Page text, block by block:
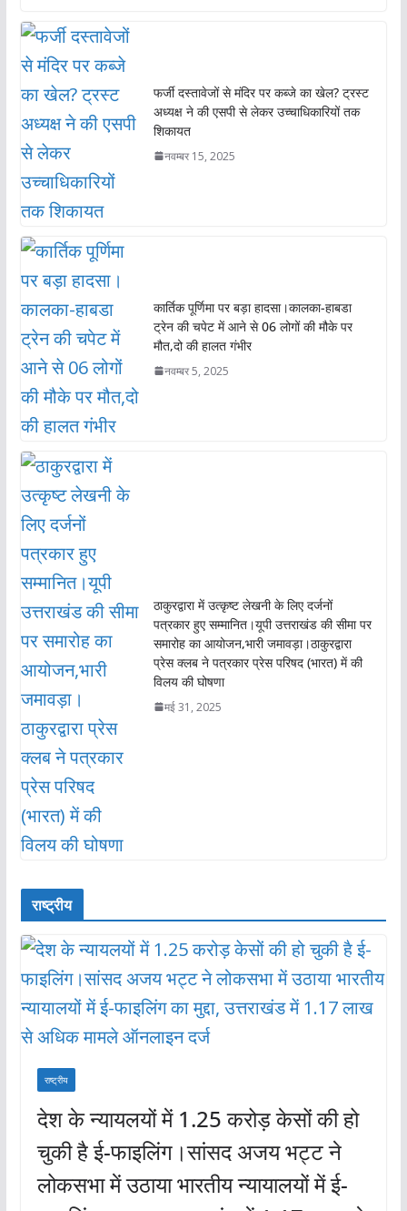
फर्जी दस्तावेजों से मंदिर पर कब्जे का खेल? ट्रस्ट
अध्यक्ष ने की एसपी से लेकर उच्चाधिकारियों तक
शिकायत
नवम्बर 15, 2025
कार्तिक पूर्णिमा पर बड़ा हादसा।कालका-हाबडा
ट्रेन की चपेट में आने से 06 लोगों की मौके पर
मौत,दो की हालत गंभीर
नवम्बर 5, 2025
ठाकुरद्वारा में उत्कृष्ट लेखनी के लिए दर्जनों
पत्रकार हुए सम्मानित।यूपी उत्तराखंड की सीमा पर
समारोह का आयोजन,भारी जमावड़ा।ठाकुरद्वारा
प्रेस क्लब ने पत्रकार प्रेस परिषद (भारत) में की
विलय की घोषणा
मई 31, 2025
राष्ट्रीय
राष्ट्रीय
देश के न्यायलयों में 1.25 करोड़ केसों की हो
चुकी है ई-फाइलिंग।सांसद अजय भट्ट ने
लोकसभा में उठाया भारतीय न्यायालयों में ई-